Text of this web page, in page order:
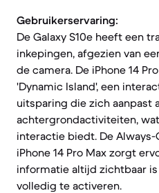
Gebruikerservaring:
De Galaxy S10e heeft een
inkepingen, afgezien van
de camera. De iPhone 14
'Dynamic Island', een
uitsparing die zich aanpast
achtergrondactiviteiten,
interactie biedt. De
iPhone 14 Pro Max zorgt
informatie altijd zichtbaar
volledig te activeren.